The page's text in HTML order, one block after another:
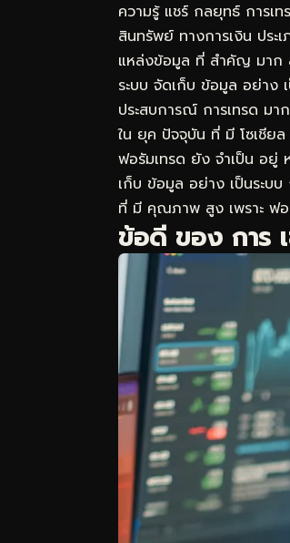
ความรู้ แชร์ กลยุทธ์ การเ
สินทรัพย์ ทางการเงิน ประ
แหล่งข้อมูล ที่ สำคัญ มาก
ระบบ จัดเก็บ ข้อมูล อย่าง
ประสบการณ์ การเทรด มา
ใน ยุค ปัจจุบัน ที่ มี โซเชีย
ฟอรัมเทรด ยัง จำเป็น อยู่
เก็บ ข้อมูล อย่าง เป็นระบ
ที่ มี คุณภาพ สูง เพราะ ฟ
ข้อดี ของ การ